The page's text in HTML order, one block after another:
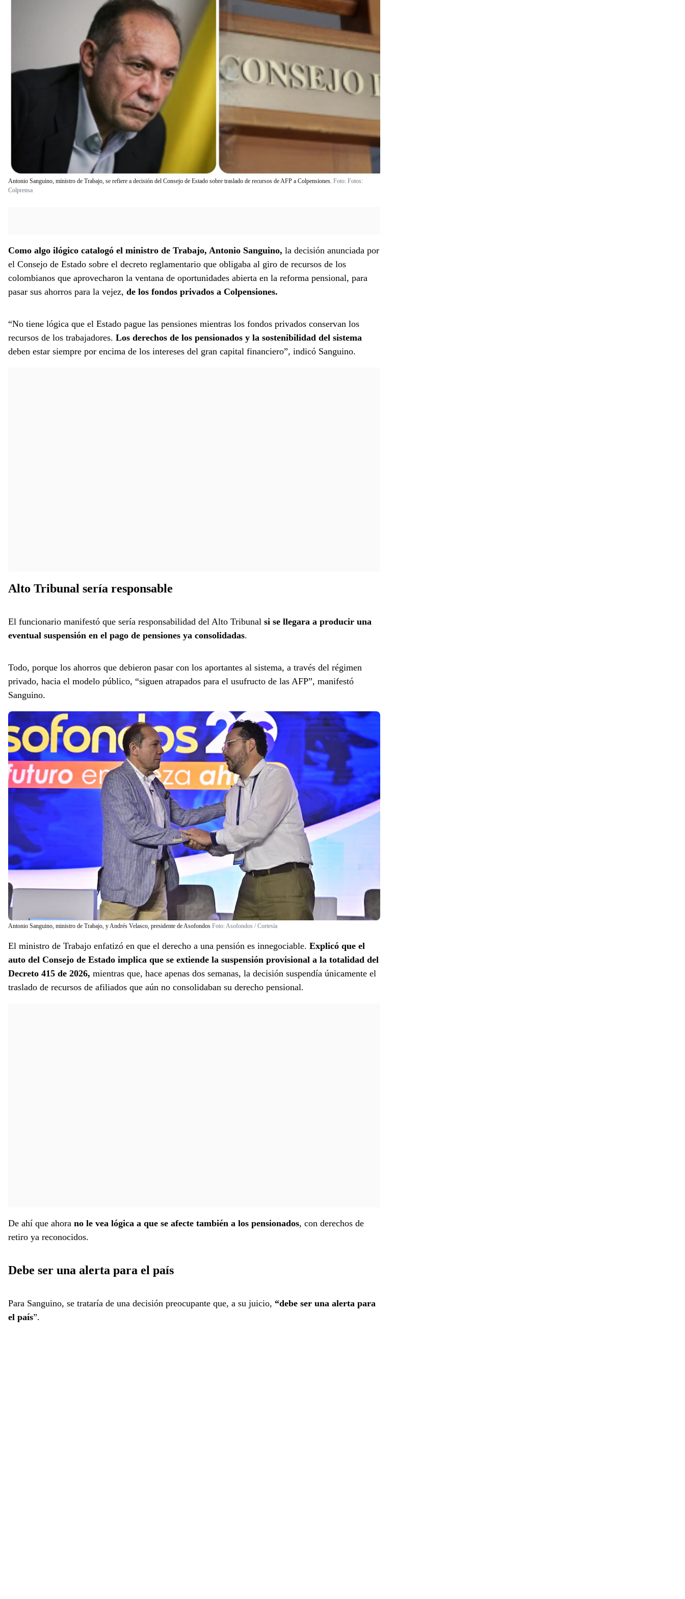
Antonio Sanguino, ministro de Trabajo, se refiere a decisión del Consejo de Estado sobre traslado de recursos de AFP a Colpensiones. Foto: Fotos:
Colprensa
Como algo ilógico catalogó el ministro de Trabajo, Antonio Sanguino, la decisión anunciada por
el Consejo de Estado sobre el decreto reglamentario que obligaba al giro de recursos de los
colombianos que aprovecharon la ventana de oportunidades abierta en la reforma pensional, para
pasar sus ahorros para la vejez, de los fondos privados a Colpensiones.
“No tiene lógica que el Estado pague las pensiones mientras los fondos privados conservan los
recursos de los trabajadores. Los derechos de los pensionados y la sostenibilidad del sistema
deben estar siempre por encima de los intereses del gran capital financiero”, indicó Sanguino.
Alto Tribunal sería responsable
El funcionario manifestó que sería responsabilidad del Alto Tribunal si se llegara a producir una
eventual suspensión en el pago de pensiones ya consolidadas.
Todo, porque los ahorros que debieron pasar con los aportantes al sistema, a través del régimen
privado, hacia el modelo público, “siguen atrapados para el usufructo de las AFP”, manifestó
Sanguino.
Antonio Sanguino, ministro de Trabajo, y Andrés Velasco, presidente de Asofondos Foto:Asofondos / Cortesía
El ministro de Trabajo enfatizó en que el derecho a una pensión es innegociable. Explicó que el
auto del Consejo de Estado implica que se extiende la suspensión provisional a la totalidad del
Decreto 415 de 2026, mientras que, hace apenas dos semanas, la decisión suspendía únicamente el
traslado de recursos de afiliados que aún no consolidaban su derecho pensional.
De ahí que ahora no le vea lógica a que se afecte también a los pensionados, con derechos de
retiro ya reconocidos.
Debe ser una alerta para el país
Para Sanguino, se trataría de una decisión preocupante que, a su juicio, “debe ser una alerta para
el país”.